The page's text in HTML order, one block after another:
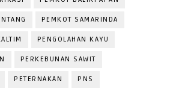
PEMKOT SAMARINDA
PENGOLAHAN KAYU
PERKEBUNAN SAWIT
PETERNAKAN PNS